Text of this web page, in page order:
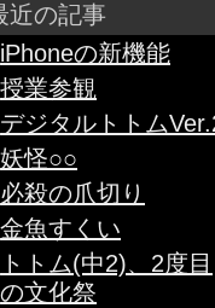
近の記事
iPhoneの新機能
授業参観
デジタルトトム
妖怪○○
必殺の爪切り
金魚すくい
トトム(中2)、2度目
の文化祭